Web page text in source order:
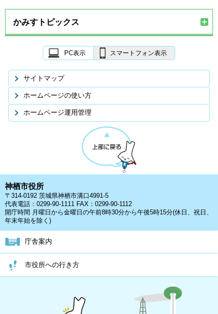
かみすトピックス
PC表示 スマートフォン表示
サイトマップ
ホームページの使い方
ホームページ運用管理
神栖市役所
〒314-0192 茨城県神栖市溝口4991-5
代表電話：0299-90-1111 FAX：0299-90-1112
開庁時間 月曜日から金曜日の午前8時30分から午後5時15分(休日、祝日、
年末年始を除く)
庁舎案内
市役所への行き方